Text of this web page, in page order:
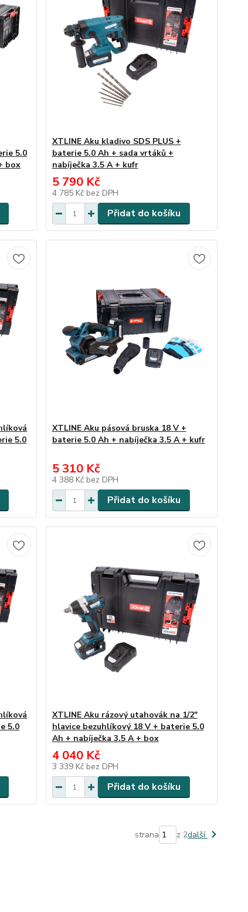
5.0
box
XTLINE Aku kladivo SDS PLUS +
baterie 5.0 Ah + sada vrtáků +
nabíječka 3.5 A + kufr
5 790 Kč
4 785 Kč bez DPH
Přidat do košíku
5.0
XTLINE Aku pásová bruska 18 V +
baterie 5.0 Ah + nabíječka 3.5 A + kufr
5 310 Kč
4 388 Kč bez DPH
Přidat do košíku
5.0
XTLINE Aku rázový utahovák na 1/2"
hlavice bezuhlíkový 18 V + baterie 5.0
Ah + nabíječka 3.5 A + box
4 040 Kč
3 339 Kč bez DPH
Přidat do košíku
strana z 2další